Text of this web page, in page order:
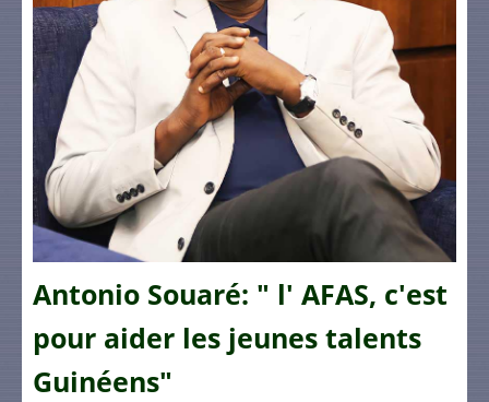
Antonio Souaré: " l' AFAS, c'est
pour aider les jeunes talents
Guinéens"